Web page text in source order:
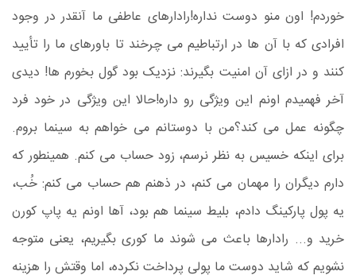
خوردم! اون منو دوست نداره!رادارهای عاطفی ما آنقدر در وجود
افرادی که با آن ها در ارتباطیم می چرخند تا باورهای ما را تأیید
کنند و در ازای آن امنیت بگیرند: نزدیک بود گول بخورم ها! دیدی
آخر فهمیدم اونم این ویژگی رو داره!حالا این ویژگی در خود فرد
چگونه عمل می کند؟من با دوستانم می خواهم به سینما بروم.
برای اینکه خسیس به نظر نرسم، زود حساب می کنم. همینطور که
دارم دیگران را مهمان می کنم، در ذهنم هم حساب می کنم: خُب،
یه پول پارکینگ دادم، بلیط سینما هم بود، آها اونم یه پاپ کورن
خرید و... رادارها باعث می شوند ما کوری بگیریم، یعنی متوجه
نشویم که شاید دوست ما پولی پرداخت نکرده، اما وقتش را هزینه